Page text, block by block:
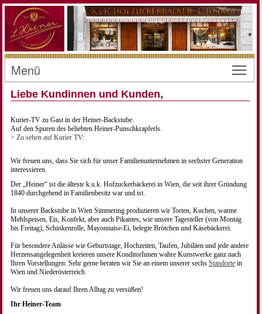
Menü
Liebe Kundinnen und Kunden,
Kurier-TV zu Gast in der Heiner-Backstube.
Auf den Spuren des beliebten Heiner-Punschkrapferls.
> Zu sehen auf Kurier TV:
Wir freuen uns, dass Sie sich für unser Familienunternehmen in sechster Generation
interessieren.
Der „Heiner“ ist die älteste k.u.k. Hofzuckerbäckerei in Wien, die seit ihrer Gründung
1840 durchgehend in Familienbesitz war und ist.
In unserer Backstube in Wien Simmering produzieren wir Torten, Kuchen, warme
Mehlspeisen, Eis, Konfekt, aber auch Pikantes, wie unsere Tagesteller (von Montag
bis Freitag), Schinkenrolle, Mayonnaise-Ei, belegte Brötchen und Käsebäckerei.
Für besondere Anlässe wie Geburtstage, Hochzeiten, Taufen, Jubiläen und jede andere
Herzensangelegenheit kreieren unsere KonditorInnen wahre Kunstwerke ganz nach
Ihren Vorstellungen. Sehr gerne beraten wir Sie an einem unserer sechs Standortein
Wien und Niederösterreich.
Wir freuen uns darauf Ihren Alltag zu versüßen!
Ihr Heiner-Team